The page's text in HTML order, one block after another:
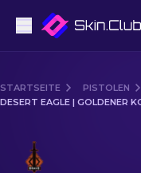
Mittelklasse
STARTSEITE PISTOLEN
DESERT EAGLE | GOLDENER